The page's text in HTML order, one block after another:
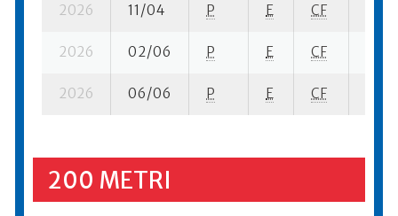
2026 11/04 P E CF
2026 02/06 P E CF
2026 06/06 P E CF
200 METRI